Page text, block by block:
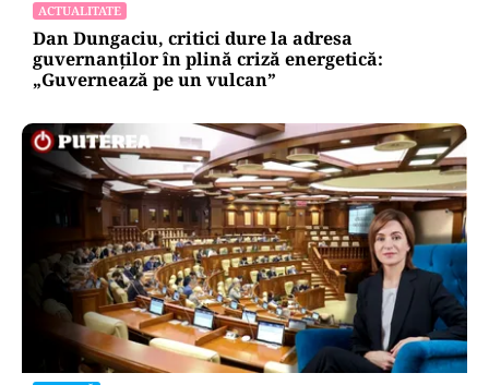
ACTUALITATE
Dan Dungaciu, critici dure la adresa
guvernanților în plină criză energetică:
„Guvernează pe un vulcan”